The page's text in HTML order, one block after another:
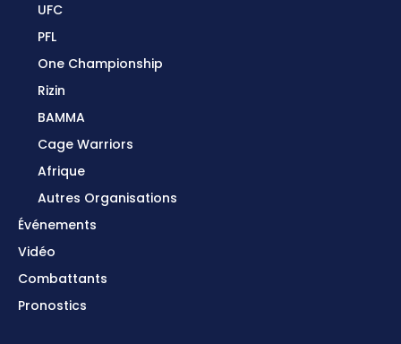
UFC
PFL
One Championship
Rizin
BAMMA
Cage Warriors
Afrique
Autres Organisations
Événements
Vidéo
Combattants
Pronostics